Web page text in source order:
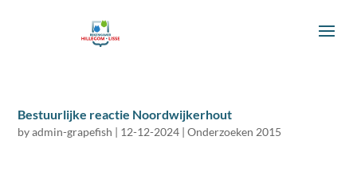
Bestuurlijke reactie Noordwijkerhout
byadmin-grapefish | 12-12-2024 |Onderzoeken 2015